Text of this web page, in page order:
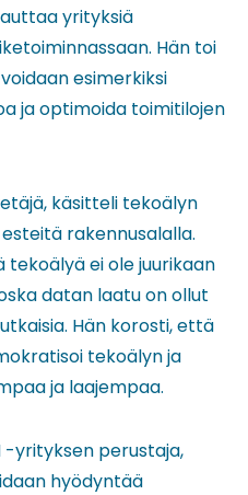
yrityksiä
Hän toi
esimerkiksi
ja optimoida toimitilojen
käsitteli tekoälyn
rakennusalalla.
ei ole juurikaan
datan laatu on ollut
Hän korosti, että
tekoälyn ja
ja laajempaa.
-yrityksen perustaja,
hyödyntää